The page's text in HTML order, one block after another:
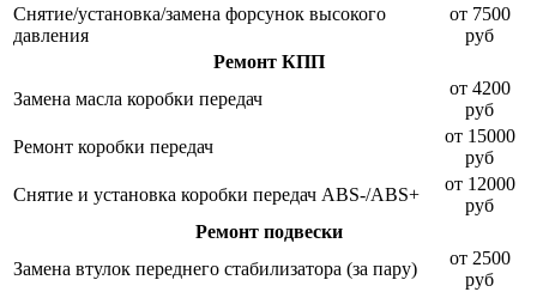
Снятие/установка/замена форсунок высокого
давления
от 7500
руб
Ремонт КПП
Замена масла коробки передач
от 4200
руб
Ремонт коробки передач
от 15000
руб
Снятие и установка коробки передач ABS-/ABS+
от 12000
руб
Ремонт подвески
Замена втулок переднего стабилизатора (за пару)
от 2500
руб